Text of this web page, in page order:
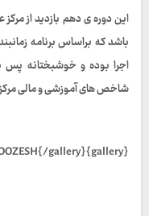
این دوره ی دهم بازدید از
باشد که براساس برنامه
اجرا بوده و خوشبختانه پس
شاخص های آموزشی و مالی مرکز
{gallery}AMOOZESH{/gallery}